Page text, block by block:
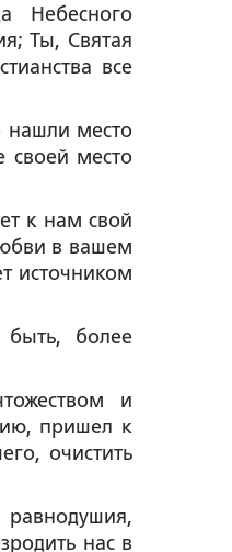
Небесного
Ты, Святая
все
нашли место
своей место
к нам свой
в вашем
источником
быть, более
и
пришел к
очистить
нас в